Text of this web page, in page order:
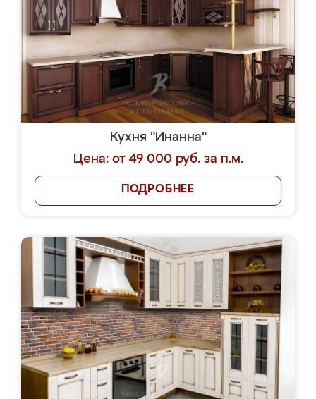
Кухня "Инанна"
Цена: от 49 000 руб. за п.м.
ПОДРОБНЕЕ